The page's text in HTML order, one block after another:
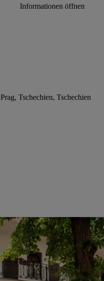
Informationen öffnen
Prag, Tschechien, Tschechien